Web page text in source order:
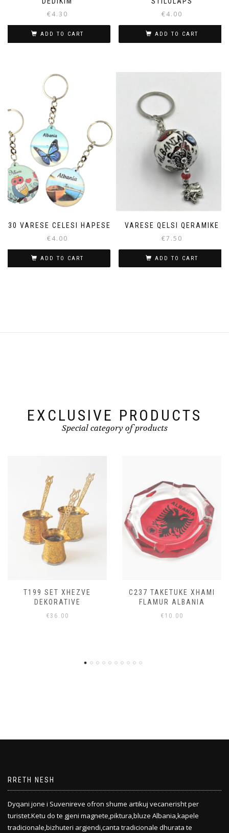
€4.30
ADD TO CART
€4.00
ADD TO CART
T30 VARESE CELESI HAPESE
€4.00
ADD TO CART
VARESE QELSI QERAMIKE
€7.50
ADD TO CART
EXCLUSIVE PRODUCTS
Special category of products
C237 TAKETUKE XHAMI
FLAMUR ALBANIA
€10.00
C40 TAKETUKE XHAMI
KALAJA ROZAFA
SHKODER
RRETH NESH
Dyqani jone i Suvenireve ofron shume artikuj vecanerisht per
turistet.Ketu do te gjeni magnete,piktura,bluze Albania,kapele
tradicionale,bizhuteri argjendi,canta tradicionale dhurata te